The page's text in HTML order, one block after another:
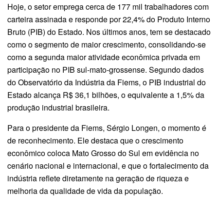
Hoje, o setor emprega cerca de 177 mil trabalhadores com
carteira assinada e responde por 22,4% do Produto Interno
Bruto (PIB) do Estado. Nos últimos anos, tem se destacado
como o segmento de maior crescimento, consolidando-se
como a segunda maior atividade econômica privada em
participação no PIB sul-mato-grossense. Segundo dados
do Observatório da Indústria da Fiems, o PIB industrial do
Estado alcança R$ 36,1 bilhões, o equivalente a 1,5% da
produção industrial brasileira.
Para o presidente da Fiems, Sérgio Longen, o momento é
de reconhecimento. Ele destaca que o crescimento
econômico coloca Mato Grosso do Sul em evidência no
cenário nacional e internacional, e que o fortalecimento da
indústria reflete diretamente na geração de riqueza e
melhoria da qualidade de vida da população.